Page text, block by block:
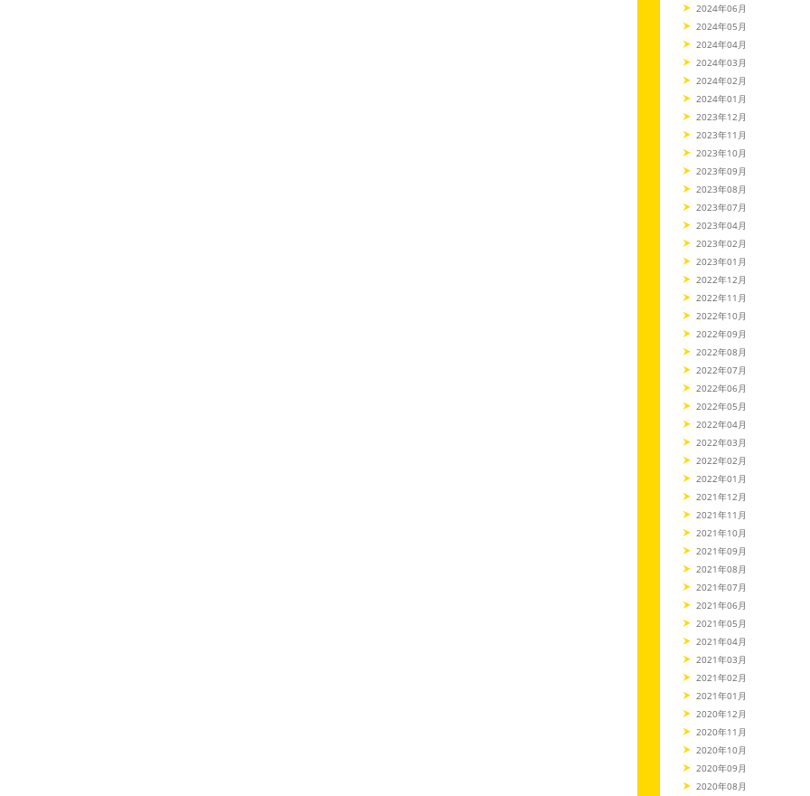
2024年06月
2024年05月
2024年04月
2024年03月
2024年02月
2024年01月
2023年12月
2023年11月
2023年10月
2023年09月
2023年08月
2023年07月
2023年04月
2023年02月
2023年01月
2022年12月
2022年11月
2022年10月
2022年09月
2022年08月
2022年07月
2022年06月
2022年05月
2022年04月
2022年03月
2022年02月
2022年01月
2021年12月
2021年11月
2021年10月
2021年09月
2021年08月
2021年07月
2021年06月
2021年05月
2021年04月
2021年03月
2021年02月
2021年01月
2020年12月
2020年11月
2020年10月
2020年09月
2020年08月